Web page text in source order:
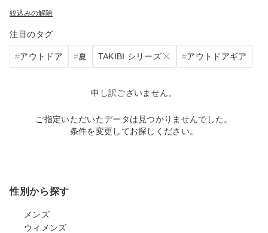
絞込みの解除
注目のタグ
アウトドア 夏 TAKIBI シリーズ アウトドアギア
申し訳ございません。
ご指定いただいたデータは見つかりませんでした。
条件を変更してお探しください。
性別から探す
メンズ
ウィメンズ